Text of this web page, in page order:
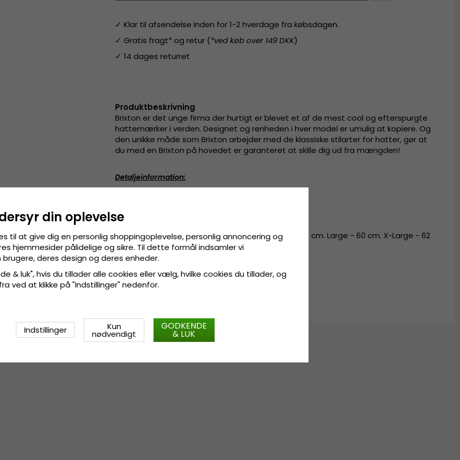
✓ Klar til afsendelse inden for 1-2 hverdage fra købsdagen.
✓ Gratis fragt* og retur (*ved køb over 149 DKK)
✓ 14 dages returret
Produktbeskrivning
Brixton er det unge firma der hurtigt er blevet et af de mest cool og efterspurgte
hattemærker i verden. Designet og renheden i hver model er umulig at kopiere. Og
den unikke måde som Brixton arbejder med de klassiske stilarter for hatter, gør at
du med en Brixton på hovedet er garanteret at skille dig ud fra mængden!
Detaljeinformation:
Fremstillet af:
Størrelsesinformation:Small - 56 cm. Medium - 58 cm. Large - 60 cm. X-Large - 62
cm.
din oplevelse
til at give dig en personlig shoppingoplevelse, personlig annoncering og
hjemmesider pålidelige og sikre. Til dette formål indsamler vi
deres design og deres enheder.
& luk", hvis du tillader alle cookies eller vælg, hvilke cookies du tillader, og
ved at klikke på "Indstillinger" nedenfor.
Indstillinger Kun
nødvendigt
GODKENDE
& LUK